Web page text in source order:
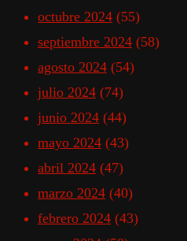
octubre 2024 (55)
septiembre 2024 (58)
agosto 2024 (54)
julio 2024 (74)
junio 2024 (44)
mayo 2024 (43)
abril 2024 (47)
marzo 2024 (40)
febrero 2024 (43)